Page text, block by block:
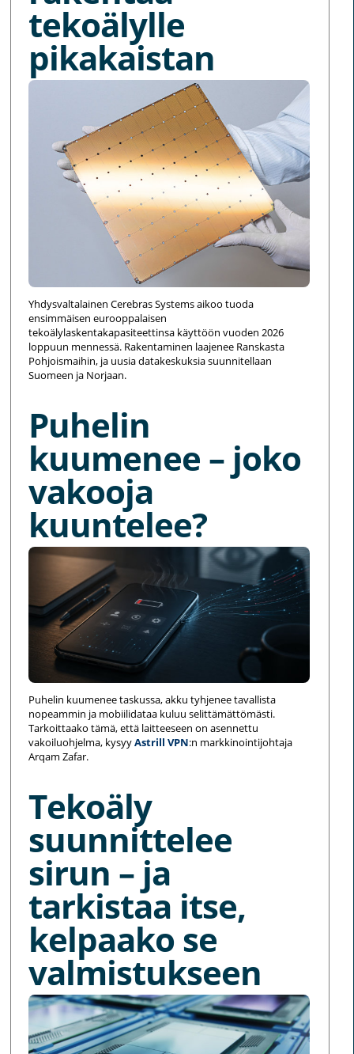
tekoälylle
pikakaistan
Yhdysvaltalainen Cerebras Systems aikoo tuoda
ensimmäisen eurooppalaisen
tekoälylaskentakapasiteettinsa käyttöön vuoden 2026
loppuun mennessä. Rakentaminen laajenee Ranskasta
Pohjoismaihin, ja uusia datakeskuksia suunnitellaan
Suomeen ja Norjaan.
Puhelin
kuumenee – joko
vakooja
kuuntelee?
Puhelin kuumenee taskussa, akku tyhjenee tavallista
nopeammin ja mobiilidataa kuluu selittämättömästi.
Tarkoittaako tämä, että laitteeseen on asennettu
vakoiluohjelma, kysyyAstrill VPN:n markkinointijohtaja
Arqam Zafar.
Tekoäly
suunnittelee
sirun – ja
tarkistaa itse,
kelpaako se
valmistukseen